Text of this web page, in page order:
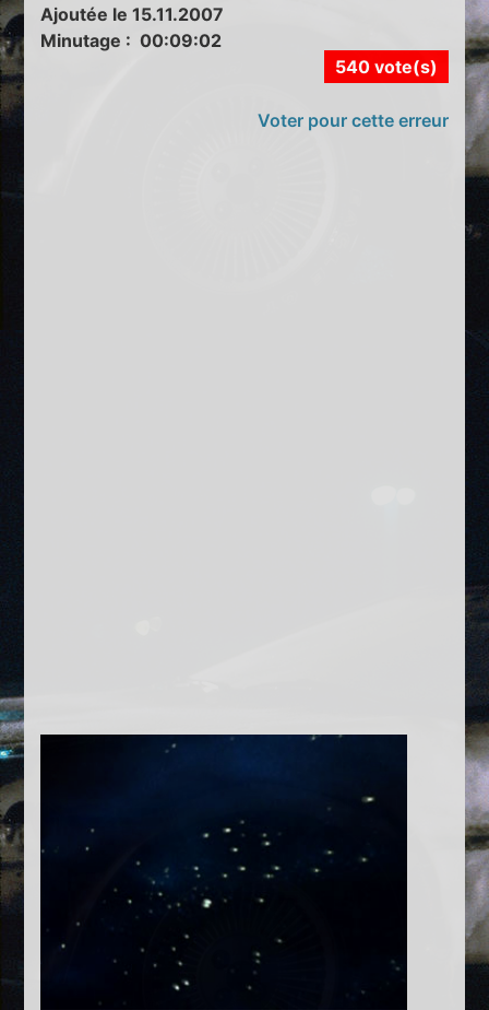
Ajoutée le 15.11.2007
Minutage : 00:09:02
540 vote(s)
Voter pour cette erreur